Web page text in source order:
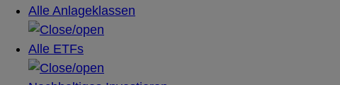
Alle Anlageklassen
Alle ETFs